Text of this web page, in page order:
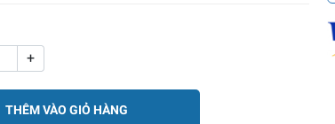
+
THÊM VÀO GIỎ HÀNG